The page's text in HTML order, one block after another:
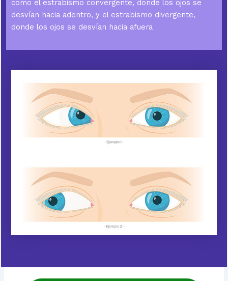
como el estrabismo convergente, donde los ojos se
desvían hacia adentro, y el estrabismo divergente,
donde los ojos se desvían hacia afuera